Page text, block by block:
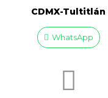
CDMX-Tultitlán
WhatsApp